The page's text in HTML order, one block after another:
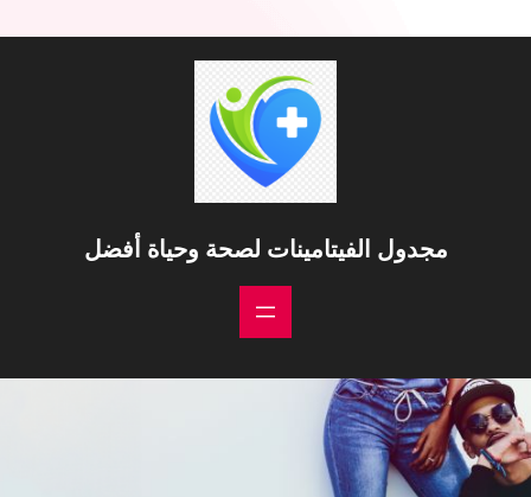
مجدول الفيتامينات لصحة وحياة أفضل